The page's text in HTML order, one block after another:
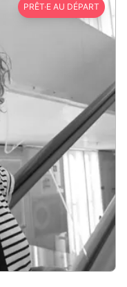
PRÊT·E AU DÉPART